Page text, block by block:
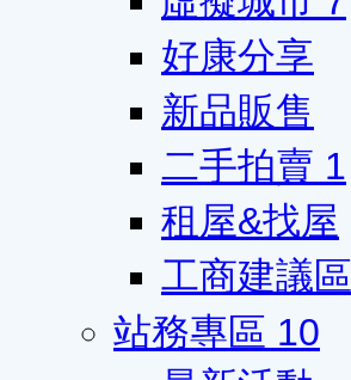
好康分享
新品販售
二手拍賣 1
租屋&找屋
工商建議區
站務專區 10